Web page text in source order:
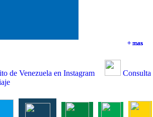
+ mas
+ mas
+ mas
+ mas
de Venezuela en Instagram
Consulta